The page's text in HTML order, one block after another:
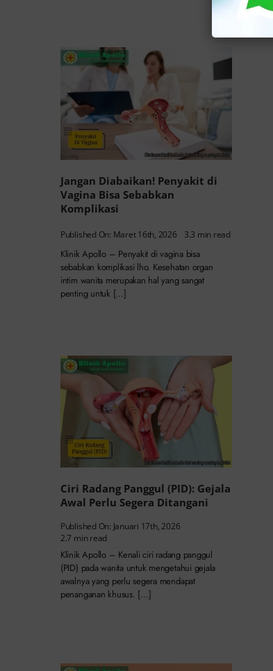
Jangan Diabaikan! Penyakit di
Vagina Bisa Sebabkan
Komplikasi
Published On: Maret 16th, 2026 3.3 min read
Klinik Apollo – Penyakit di vagina bisa
sebabkan komplikasi lho. Kesehatan organ
intim wanita merupakan hal yang sangat
penting untuk […]
Ciri Radang Panggul (PID): Gejala
Awal Perlu Segera Ditangani
Published On: Januari 17th, 2026
2.7 min read
Klinik Apollo – Kenali ciri radang panggul
(PID) pada wanita untuk mengetahui gejala
awalnya yang perlu segera mendapat
penanganan khusus. […]